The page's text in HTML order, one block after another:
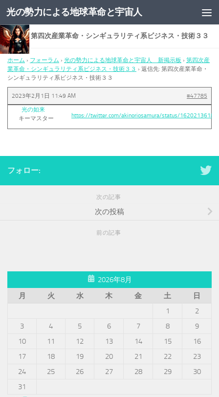
コンテンツへスキップ
光の勢力による地球革命と宇宙人
返信先: 第四次産業革命・シンギュラリティ系ビジネス・技術３３
ホーム › フォーラム › 光の勢力による地球革命と宇宙人 新掲示板 › 第四次産
業革命・シンギュラリティ系ビジネス・技術３３ › 返信先: 第四次産業革命・
シンギュラリティ系ビジネス・技術３３
2023年2月1日 11:49 AM
#47785
光の如来
キーマスター
https://twitter.com/akinoriosamura/status/
フォロー:
次の記事
次の投稿
前の記事
2026年8月
月
火 水 木 金 土
日
1
2
3
4 5 6 7 8
9
10
11 12 13 14 15
16
17
18 19 20 21 22
23
24
25 26 27 28 29
30
31